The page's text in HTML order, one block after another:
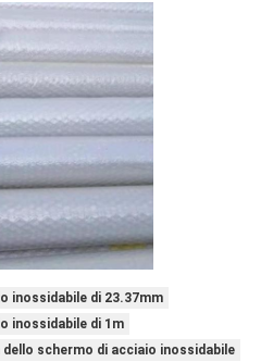
inossidabile di 23.37mm
inossidabile di 1m
schermo di acciaio inossidabile